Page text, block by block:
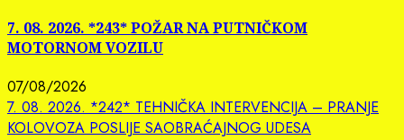
7. 08. 2026. *243* POŽAR NA PUTNIČKOM
MOTORNOM VOZILU
07/08/2026
7. 08. 2026. *242* TEHNIČKA INTERVENCIJA – PRANJE
KOLOVOZA POSLIJE SAOBRAĆAJNOG UDESA